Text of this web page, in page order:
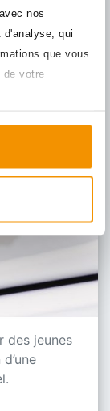
nos
qui
que vous
de votre
des jeunes